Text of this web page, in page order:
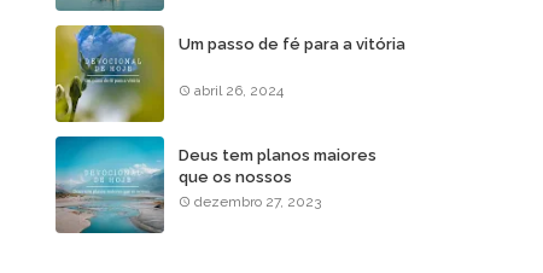
Um passo de fé para a vitória
abril 26, 2024
Deus tem planos maiores
que os nossos
dezembro 27, 2023